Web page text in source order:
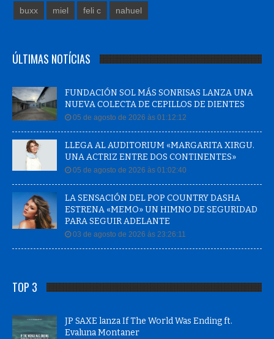
buxx miel feli c nahuel
ÚLTIMAS NOTÍCIAS
FUNDACIÓN SOL MÁS SONRISAS LANZA UNA
NUEVA COLECTA DE CEPILLOS DE DIENTES
05 de agosto de 2026 às 01:12:12
LLEGA AL AUDITORIUM «MARGARITA XIRGU.
UNA ACTRIZ ENTRE DOS CONTINENTES»
05 de agosto de 2026 às 01:02:40
LA SENSACIÓN DEL POP COUNTRY DASHA
ESTRENA «MEMO» UN HIMNO DE SEGURIDAD
PARA SEGUIR ADELANTE
03 de agosto de 2026 às 23:26:11
TOP 3
JP SAXE lanza If The World Was Ending ft.
Evaluna Montaner